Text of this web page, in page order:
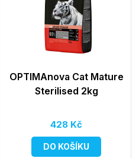
OPTIMAnova Cat Mature
Sterilised 2kg
428 Kč
DO KOŠÍKU